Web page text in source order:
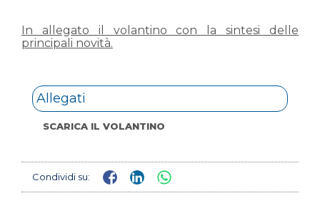
In allegato il volantino con la sintesi delle
principali novità.
Allegati
SCARICA IL VOLANTINO
Condividi su: